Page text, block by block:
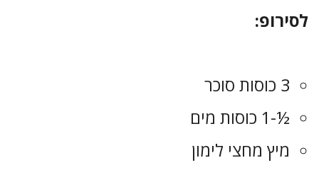
לסירופ:
3 כוסות סוכר
½-1 כוסות מים
מיץ מחצי לימון